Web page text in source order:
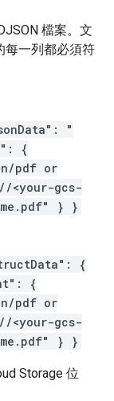
檔案。文
每一列都必須符
"
{
pdf or
gcs-
} }
{
{
pdf or
gcs-
} }
Storage 位